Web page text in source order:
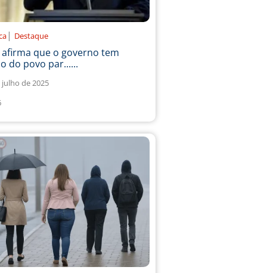
| Destaque
afirma que o governo tem
do povo par......
julho de 2025